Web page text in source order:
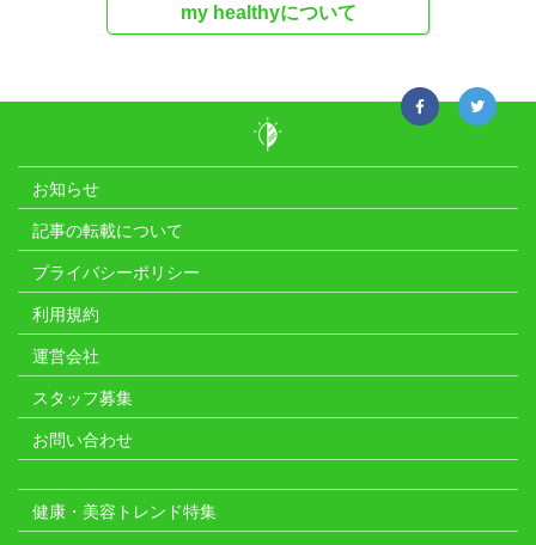
my healthyについて
お知らせ
記事の転載について
プライバシーポリシー
利用規約
運営会社
スタッフ募集
お問い合わせ
健康・美容トレンド特集